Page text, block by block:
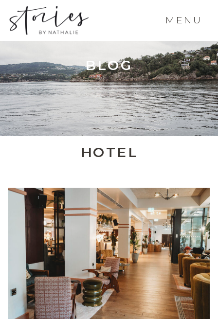
MENU
BLOG
HOTEL